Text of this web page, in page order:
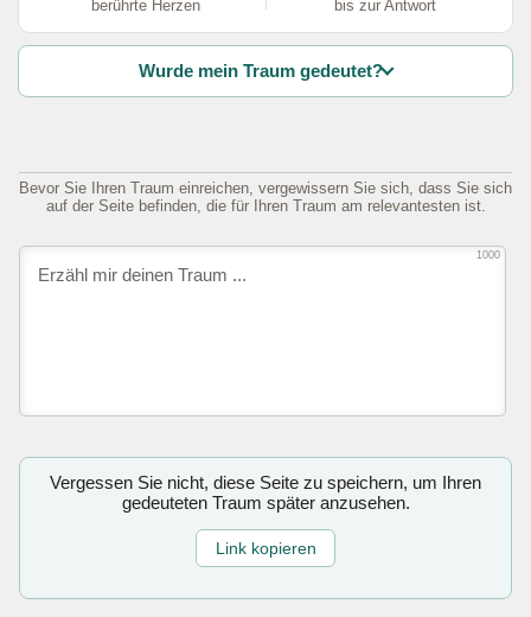
berührte Herzen bis zur Antwort
Wurde mein Traum gedeutet?
Bevor Sie Ihren Traum einreichen, vergewissern Sie sich, dass Sie sich
auf der Seite befinden, die für Ihren Traum am relevantesten ist.
1000
Vergessen Sie nicht, diese Seite zu speichern, um Ihren
gedeuteten Traum später anzusehen.
Link kopieren